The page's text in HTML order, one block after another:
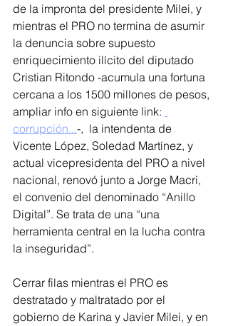
de la impronta del presidente Milei, y
mientras el PRO no termina de asumir
la denuncia sobre supuesto
enriquecimiento ilícito del diputado
Cristian Ritondo -acumula una fortuna
cercana a los 1500 millones de pesos,
ampliar info en siguiente link:
corrupción...-,  la intendenta de
Vicente López, Soledad Martínez, y
actual vicepresidenta del PRO a nivel
nacional, renovó junto a Jorge Macri,
el convenio del denominado “Anillo
Digital”. Se trata de una “una
herramienta central en la lucha contra
la inseguridad”.
Cerrar filas mientras el PRO es
destratado y maltratado por el
gobierno de Karina y Javier Milei, y en